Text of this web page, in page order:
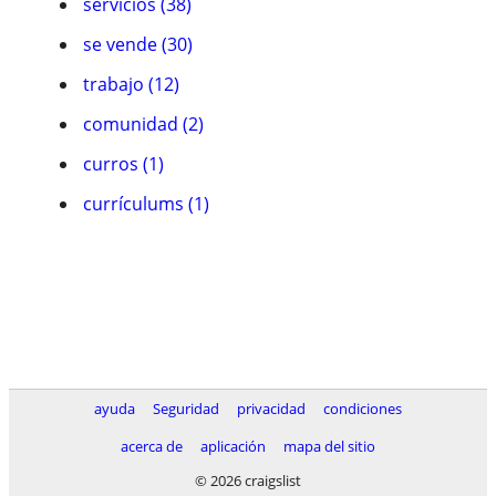
se vende (30)
trabajo (12)
comunidad (2)
curros (1)
currí­culums (1)
ayuda Seguridad privacidad
condiciones
acerca de
aplicación
mapa del sitio
© 2026 craigslist